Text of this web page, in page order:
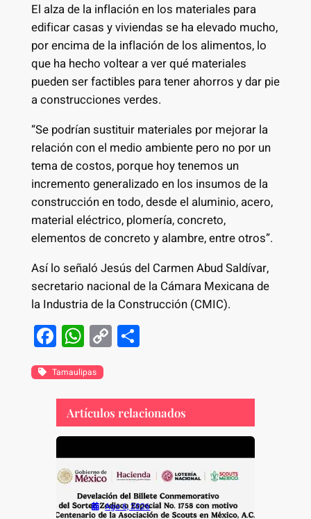
El alza de la inflación en los materiales para
edificar casas y viviendas se ha elevado mucho,
por encima de la inflación de los alimentos, lo
que ha hecho voltear a ver qué materiales
pueden ser factibles para tener ahorros y dar pie
a construcciones verdes.
“Se podrían sustituir materiales por mejorar la
relación con el medio ambiente pero no por un
tema de costos, porque hoy tenemos un
incremento generalizado en los insumos de la
construcción en todo, desde el aluminio, acero,
material eléctrico, plomería, concreto,
elementos de concreto y alambre, entre otros”.
Así lo señaló Jesús del Carmen Abud Saldívar,
secretario nacional de la Cámara Mexicana de
la Industria de la Construcción (CMIC).
F
a
c
e
b
o
o
k
W
h
at
s
A
p
p
C
o
y
Li
n
k
S
e
Tamaulipas
Artículos relacionados
Ago 6, 2026